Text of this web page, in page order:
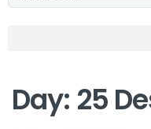
Day: 25